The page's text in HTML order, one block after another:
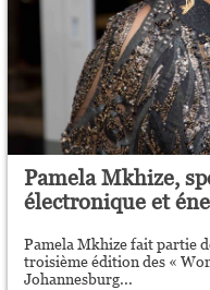
Pamela Mkhize,
électronique et
Pamela Mkhize fait partie
troisième édition des «
Johannesburg...